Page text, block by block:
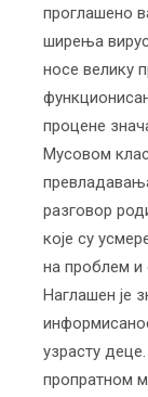
проглашено
ширења
носе велику
процене
Мусовом
разговор
које су
на проблем и
Наглашен је
узрасту
пропратном